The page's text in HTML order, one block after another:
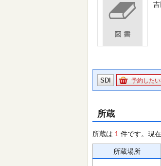
SDI 予約した
所蔵
所蔵は 1 件です。現
所蔵場所